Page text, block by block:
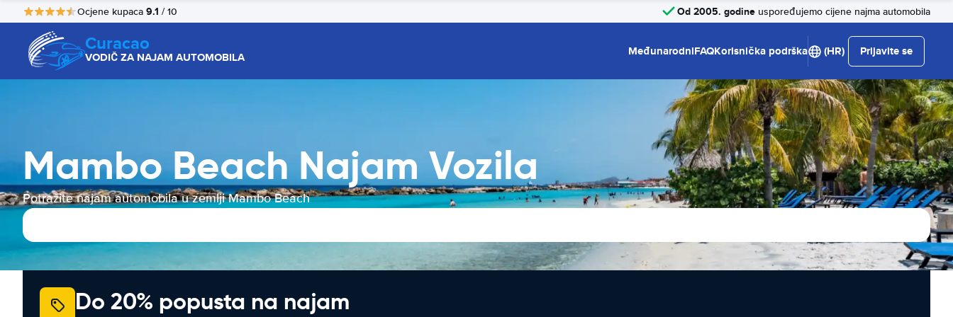
Ocjene kupaca 9.1 / 10 Od 2005. godine uspoređujemo cijene najma automobila
Curacao
VODIČ ZA NAJAM AUTOMOBILA MeđunarodniFAQKorisnička podrška (HR) Prijavite se
Mambo Beach Najam Vozila
Potražite najam automobila u zemlji Mambo Beach
Do 20% popusta na najam